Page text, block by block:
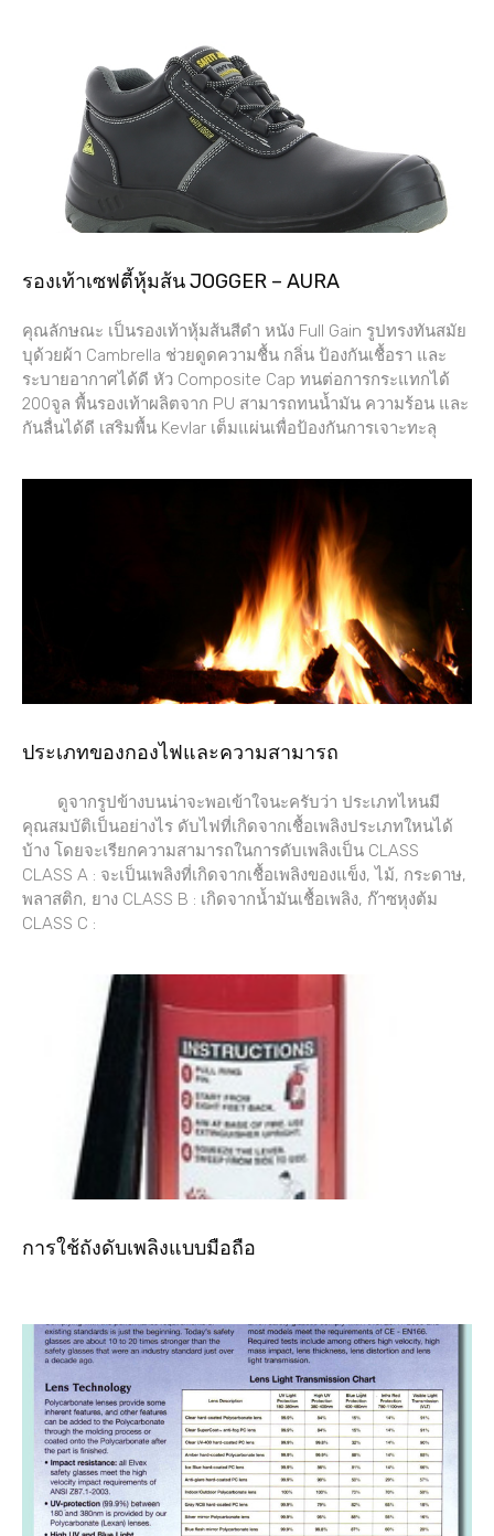
รองเท้าเซฟตี้หุ้มส้น JOGGER – AURA
คุณลักษณะ เป็นรองเท้าหุ้มส้นสีดำ หนัง Full Gain รูปทรงทันสมัย
บุด้วยผ้า Cambrella ช่วยดูดความชื้น กลิ่น ป้องกันเชื้อรา และ
ระบายอากาศได้ดี หัว Composite Cap ทนต่อการกระแทกได้
200จูล พื้นรองเท้าผลิตจาก PU สามารถทนน้ำมัน ความร้อน และ
กันลื่นได้ดี เสริมพื้น Kevlar เต็มแผ่นเพื่อป้องกันการเจาะทะลุ
ประเภทของกองไฟและความสามารถ
ดูจากรูปข้างบนน่าจะพอเข้าใจนะครับว่า ประเภทไหนมี
คุณสมบัติเป็นอย่างไร ดับไฟที่เกิดจากเชื้อเพลิงประเภทใหนได้
บ้าง โดยจะเรียกความสามารถในการดับเพลิงเป็น CLASS
CLASS A : จะเป็นเพลิงที่เกิดจากเชื้อเพลิงของแข็ง, ไม้, กระดาษ,
พลาสติก, ยาง CLASS B : เกิดจากน้ำมันเชื้อเพลิง, ก๊าซหุงต้ม
CLASS C :
การใช้ถังดับเพลิงแบบมือถือ